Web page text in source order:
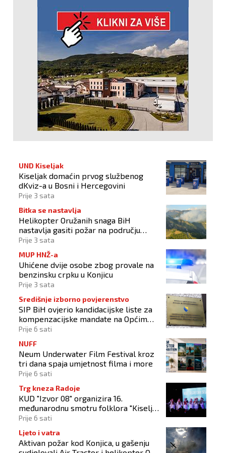
UND Kiseljak
Kiseljak domaćin prvog službenog
dKviz-a u Bosni i Hercegovini
Prije 3 sata
Bitka se nastavlja
Helikopter Oružanih snaga BiH
nastavlja gasiti požar na području
Konjica
Prije 3 sata
MUP HNŽ-a
Uhićene dvije osobe zbog provale na
benzinsku crpku u Konjicu
Prije 3 sata
Središnje izborno povjerenstvo
SIP BiH ovjerio kandidacijske liste za
kompenzacijske mandate na Općim
izborima 2026
Prije 6 sati
NUFF
Neum Underwater Film Festival kroz
tri dana spaja umjetnost filma i more
Prije 6 sati
Trg kneza Radoje
KUD "Izvor 08" organizira 16.
međunarodnu smotru folklora "Kiseljak
2026"
Prije 6 sati
Ljeto i vatra
Aktivan požar kod Konjica, u gašenju